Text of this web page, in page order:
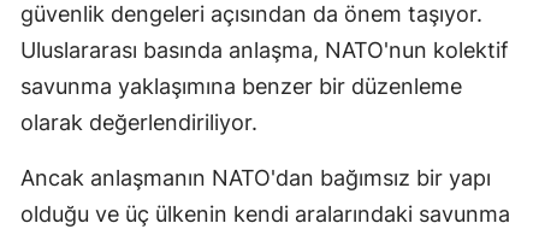
güvenlik dengeleri açısından da önem taşıyor.
Uluslararası basında anlaşma, NATO'nun kolektif
savunma yaklaşımına benzer bir düzenleme
olarak değerlendiriliyor.
Ancak anlaşmanın NATO'dan bağımsız bir yapı
olduğu ve üç ülkenin kendi aralarındaki savunma